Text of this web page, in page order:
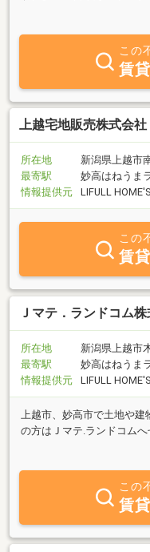
区”に、街並みを創って２
ました。 格安良質な宅地
ラスハウス・アパートな
物件売買等、併せて仲介
た、相続や自己破産、離婚
内では数少ない専門スタッ
い。相談料は無料となり
お手伝いとご入居後のフ
方のお気軽なお問い合わせ
なりと、お申し付け下さい。
この
賃
上越宅地販売株式会社
所在地
新潟県上越市
最寄駅
妙高はねうま
情報提供元
LIFULL HOME'S
この
賃
Ｊマテ．ランドコム
所在地
新潟県上越市
最寄駅
妙高はねうま
情報提供元
LIFULL HOME'S
上越市、妙高市で土地や
の方はＪマテ.ランドコム
前の残物処分や建物の取
この
賃